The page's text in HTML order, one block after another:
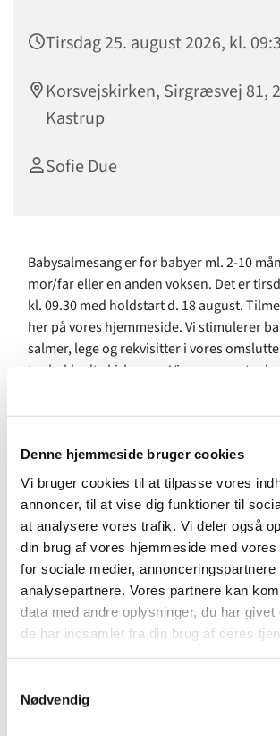
Denne hjemmeside bruger cookies
Vi bruger cookies til at tilpasse vores
annoncer, til at vise dig funktioner til
at analysere vores trafik. Vi deler også
din brug af vores hjemmeside med vores
for sociale medier, annonceringspartnere
analysepartnere. Vores partnere kan
data med andre oplysninger, du har givet
de har indsamlet fra din brug af deres
Nødvendig
Tirsdag 25. august 2026, kl.
Korsvejskirken, Sirgræsvej 81,
Kastrup
Sofie Due
Babysalmesang er for babyer ml. 2-10
mor/far eller en anden voksen. Det er
kl. 09.30 med holdstart d. 18 august.
her på vores hjemmeside. Vi stimulerer
salmer, lege og rekvisitter i vores
træbeklædte kirkerum. Vi synger ca. tre
derefter er der tid til kaffe, the og
Alle kan være med!
Læs mere her